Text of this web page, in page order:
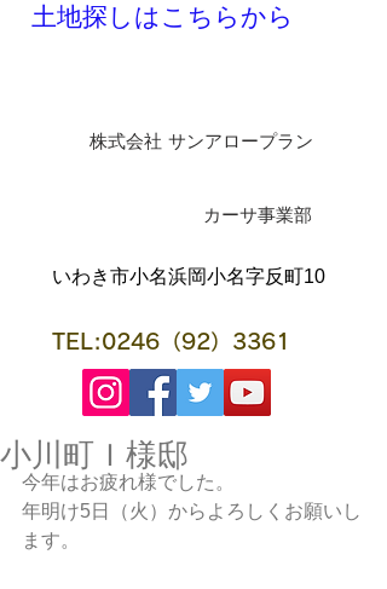
土地探しはこちらから
株式会社 サンアロープラン
​カーサ事業部
​いわき市小名浜岡小名字反町10
TEL:0246（92）3361
小川町Ｉ様邸
今年はお疲れ様でした。
年明け5日（火）からよろしくお願いし
ます。